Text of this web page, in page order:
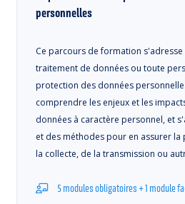
personnelles
Ce parcours de formation
traitement de données ou toute
protection des données
comprendre les enjeux et les
données à caractère personnel, et
et des méthodes pour en assurer la
la collecte, de la transmission ou
5 modules obligatoires + 1 module